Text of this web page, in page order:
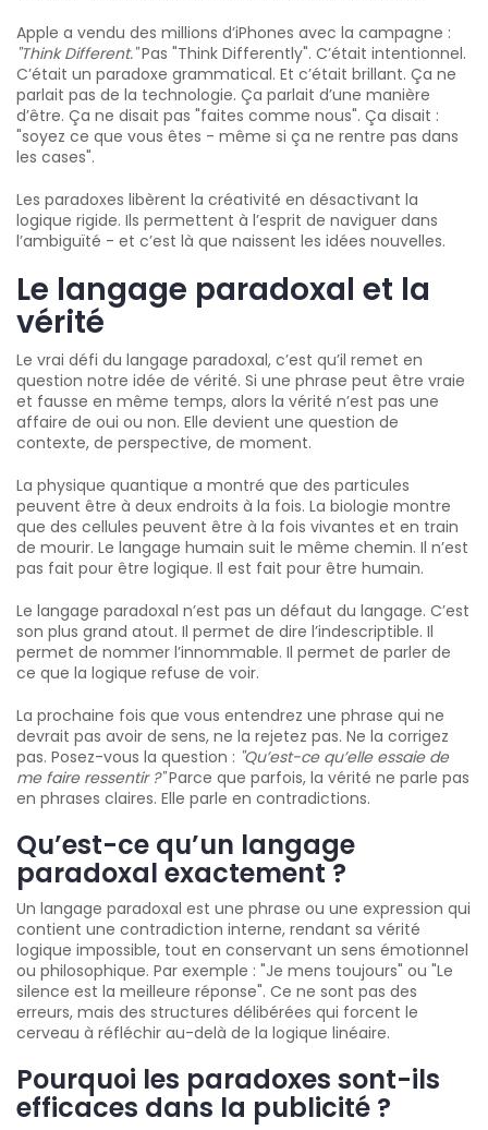
Apple a vendu des millions d’iPhones avec la campagne :
"Think Different."Pas "Think Differently". C’était intentionnel.
C’était un paradoxe grammatical. Et c’était brillant. Ça ne
parlait pas de la technologie. Ça parlait d’une manière
d’être. Ça ne disait pas "faites comme nous". Ça disait :
"soyez ce que vous êtes - même si ça ne rentre pas dans
les cases".
Les paradoxes libèrent la créativité en désactivant la
logique rigide. Ils permettent à l’esprit de naviguer dans
l’ambiguïté - et c’est là que naissent les idées nouvelles.
Le langage paradoxal et la
vérité
Le vrai défi du langage paradoxal, c’est qu’il remet en
question notre idée de vérité. Si une phrase peut être vraie
et fausse en même temps, alors la vérité n’est pas une
affaire de oui ou non. Elle devient une question de
contexte, de perspective, de moment.
La physique quantique a montré que des particules
peuvent être à deux endroits à la fois. La biologie montre
que des cellules peuvent être à la fois vivantes et en train
de mourir. Le langage humain suit le même chemin. Il n’est
pas fait pour être logique. Il est fait pour être humain.
Le langage paradoxal n’est pas un défaut du langage. C’est
son plus grand atout. Il permet de dire l’indescriptible. Il
permet de nommer l’innommable. Il permet de parler de
ce que la logique refuse de voir.
La prochaine fois que vous entendrez une phrase qui ne
devrait pas avoir de sens, ne la rejetez pas. Ne la corrigez
pas. Posez-vous la question : "Qu’est-ce qu’elle essaie de
me faire ressentir ?"Parce que parfois, la vérité ne parle pas
en phrases claires. Elle parle en contradictions.
Qu’est-ce qu’un langage
paradoxal exactement ?
Un langage paradoxal est une phrase ou une expression qui
contient une contradiction interne, rendant sa vérité
logique impossible, tout en conservant un sens émotionnel
ou philosophique. Par exemple : "Je mens toujours" ou "Le
silence est la meilleure réponse". Ce ne sont pas des
erreurs, mais des structures délibérées qui forcent le
cerveau à réfléchir au-delà de la logique linéaire.
Pourquoi les paradoxes sont-ils
efficaces dans la publicité ?